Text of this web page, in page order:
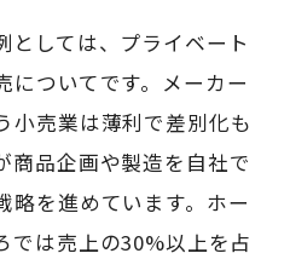
としては、プライベート
についてです。メーカー
小売業は薄利で差別化も
商品企画や製造を自社で
略を進めています。ホー
では売上の30%以上を占